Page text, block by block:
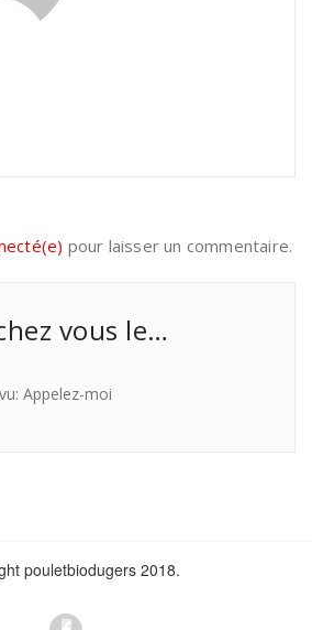
pour laisser un commentaire.
vous le…
Appelez-moi
pouletbiodugers 2018.